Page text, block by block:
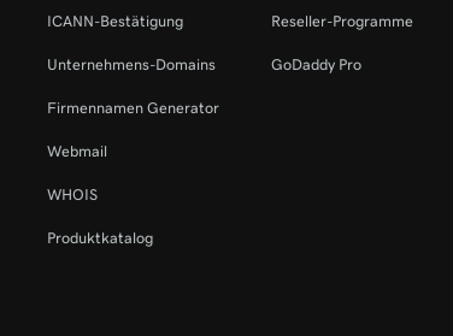
ICANN-Bestätigung
Unternehmens-Domains
Firmennamen Generator
Webmail
WHOIS
Produktkatalog
Reseller-Programme
GoDaddy Pro